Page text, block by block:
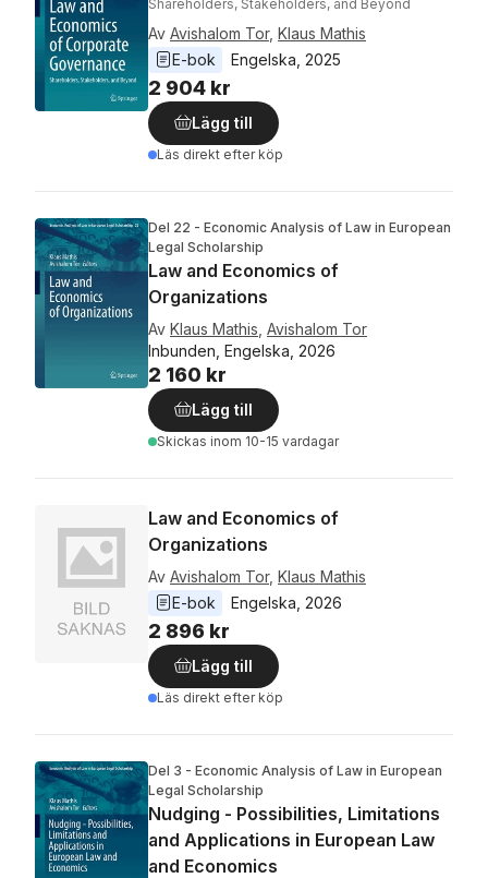
Shareholders, Stakeholders, and Beyond
Av Avishalom Tor, Klaus Mathis
E-bok
Engelska 2025
2 904 kr
Lägg till
Läs direkt efter köp
Del 22 - Economic Analysis of Law in European
Legal Scholarship
Law and Economics of
Organizations
Av Klaus Mathis Avishalom Tor
Inbunden, Engelska, 2026
2 160 kr
Lägg till
Skickas inom 10-15 vardagar
Law and Economics of
Organizations
Av Avishalom Tor, Klaus Mathis
E-bok
Engelska 2026
2 896 kr
Lägg till
Läs direkt efter köp
Del 3 - Economic Analysis of Law in European
Legal Scholarship
Nudging - Possibilities, Limitations
and Applications in European Law
and Economics